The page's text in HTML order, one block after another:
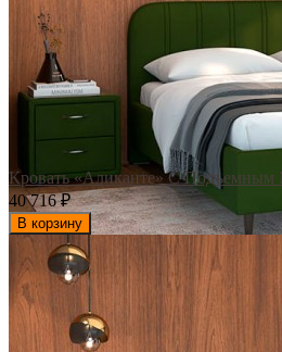
Кровать «Аликанте» С Подъемным
40 716₽
В корзину